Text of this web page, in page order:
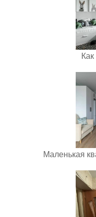
Маленькая